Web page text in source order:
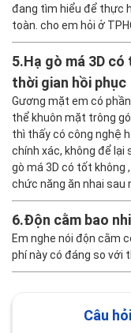
đang tìm hiểu để thực
toàn. cho em hỏi ở
5.Hạ gò má 3D
thời gian hồi phục
Gương mặt em có
thể khuôn mặt trông
thì thấy có công nghệ
chính xác, không để lại
gò má 3D có tốt không
chức năng ăn nhai sau
6.Độn cằm bao
Em nghe nói độn cằm
phí này có đáng so với
Câu